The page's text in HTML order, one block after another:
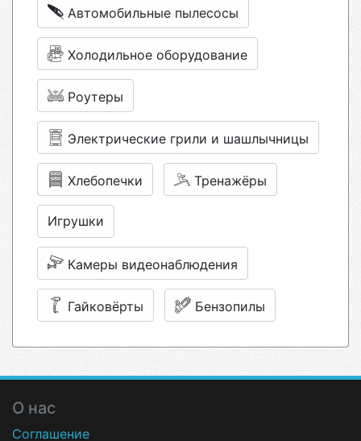
Автомобильные пылесосы
Холодильное оборудование
Роутеры
Электрические грили и шашлычницы
Хлебопечки Тренажёры
Игрушки
Камеры видеонаблюдения
Гайковёрты Бензопилы
О нас
Соглашение